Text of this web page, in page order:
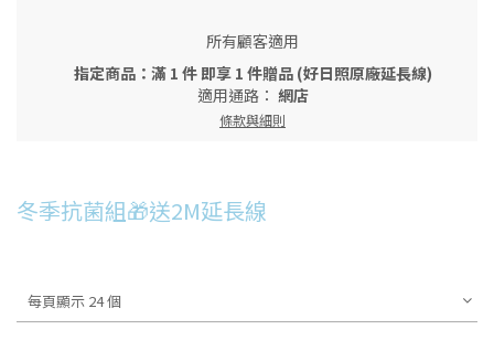
所有顧客適用
指定商品：滿 1 件 即享 1 件贈品 (好日照原廠延長線)
適用通路： 網店
條款與細則
冬季抗菌組🎁送2M延長線
每頁顯示 24 個